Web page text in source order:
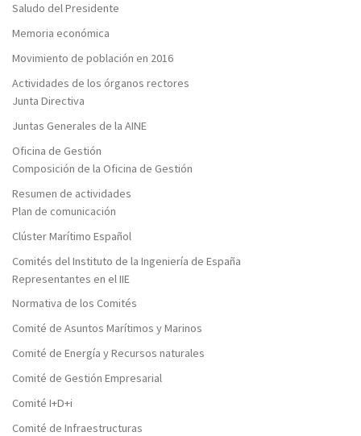
Saludo del Presidente
Memoria económica
Movimiento de población en 2016
Actividades de los órganos rectores
Junta Directiva
Juntas Generales de la AINE
Oficina de Gestión
Composición de la Oficina de Gestión
Resumen de actividades
Plan de comunicación
Clúster Marítimo Español
Comités del Instituto de la Ingeniería de España
Representantes en el IIE
Normativa de los Comités
Comité de Asuntos Marítimos y Marinos
Comité de Energía y Recursos naturales
Comité de Gestión Empresarial
Comité I+D+i
Comité de Infraestructuras